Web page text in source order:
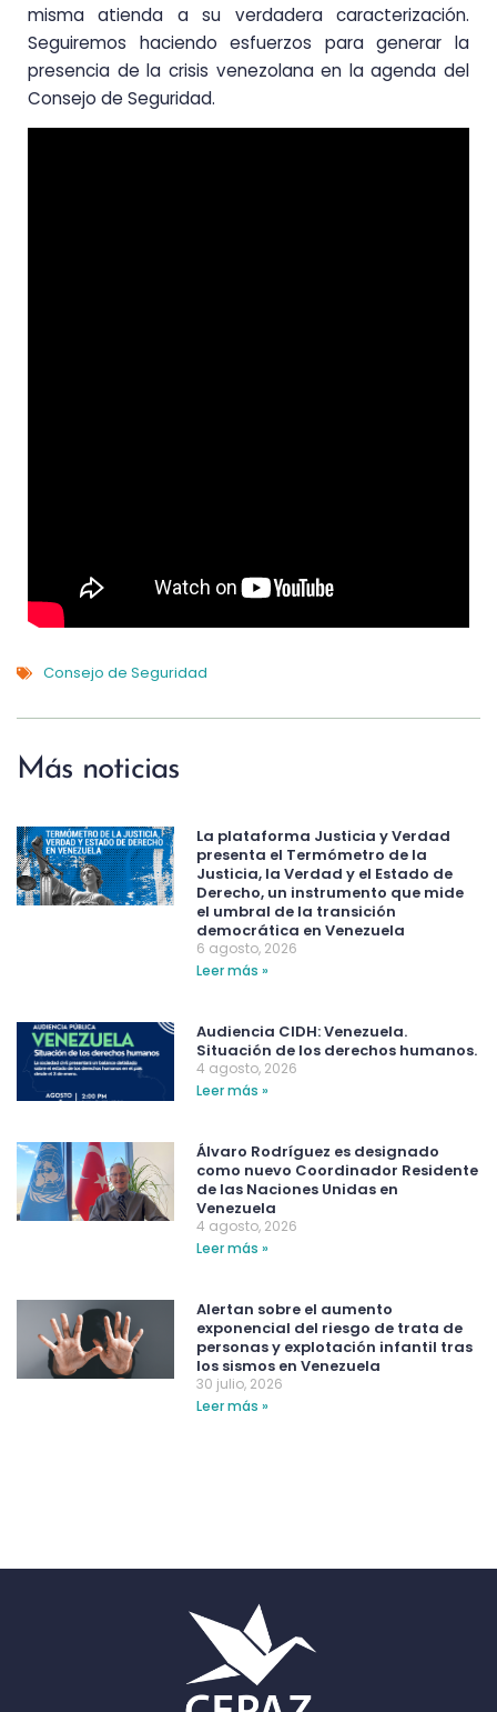
misma atienda a su verdadera caracterización.
Seguiremos haciendo esfuerzos para generar la
presencia de la crisis venezolana en la agenda del
Consejo de Seguridad.
Consejo de Seguridad
Más noticias
La plataforma Justicia y Verdad
presenta el Termómetro de la
Justicia, la Verdad y el Estado de
Derecho, un instrumento que mide
el umbral de la transición
democrática en Venezuela
6 agosto, 2026
Leer más »
Audiencia CIDH: Venezuela.
Situación de los derechos humanos.
4 agosto, 2026
Leer más »
Álvaro Rodríguez es designado
como nuevo Coordinador Residente
de las Naciones Unidas en
Venezuela
4 agosto, 2026
Leer más »
Alertan sobre el aumento
exponencial del riesgo de trata de
personas y explotación infantil tras
los sismos en Venezuela
30 julio, 2026
Leer más »